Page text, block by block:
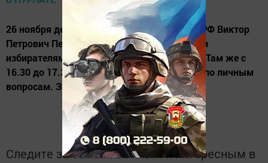
26 ноября депутат Государственной Думы РФ Виктор
Петрович Пешков встретится с нурлатскими
избирателями во Дворце культуры в 14.40. Там же с
16.30 до 17.30 он проведет прием граждан по личным
вопросам. Запись по тел. 2-91-11.
Следите за самым важным и интересным в